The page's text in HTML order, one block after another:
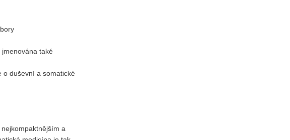
také
o duševní a somatické
a